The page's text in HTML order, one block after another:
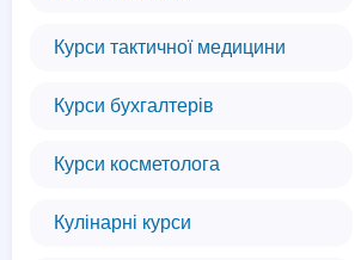
Курси тактичної медицини
Курси бухгалтерів
Курси косметолога
Кулінарні курси